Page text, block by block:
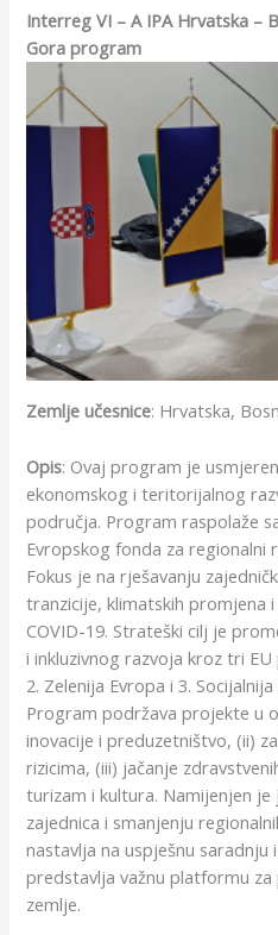
Interreg VI – A IPA Hrvatska –
Gora program
Zemlje učesnice: Hrvatska,
Opis: Ovaj program je
ekonomskog i teritorijalnog
područja. Program raspolaže
Evropskog fonda za regionalni
Fokus je na rješavanju
tranzicije, klimatskih promjena
COVID-19. Strateški cilj je
i inkluzivnog razvoja kroz tri
2. Zelenija Evropa i 3.
Program podržava projekte u
inovacije i preduzetništvo, (ii)
rizicima, (iii) jačanje
turizam i kultura. Namijenjen je
zajednica i smanjenju
nastavlja na uspješnu saradnju
predstavlja važnu platformu
zemlje.